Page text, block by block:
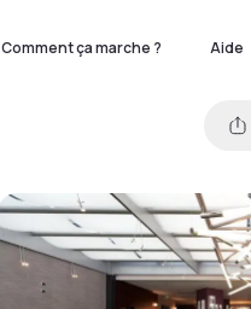
Comment ça marche ? Aide